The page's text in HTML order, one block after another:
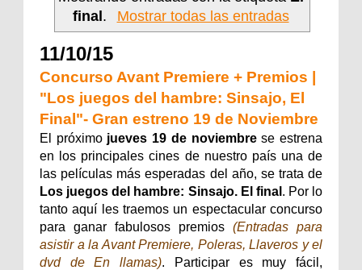
final . Mostrar todas las entradas
11/10/15
Concurso Avant Premiere + Premios |
"Los juegos del hambre: Sinsajo, El
Final"- Gran estreno 19 de Noviembre
El próximo jueves 19 de noviembrese estrena
en los principales cines de nuestro país una de
las películas más esperadas del año, se trata de
Los juegos del hambre: Sinsajo. El final . Por lo
tanto aquí les traemos un espectacular concurso
para ganar fabulosos premios (Entradas para
asistir a la Avant Premiere, Poleras, Llaveros y el
dvd de En llamas). Participar es muy fácil,